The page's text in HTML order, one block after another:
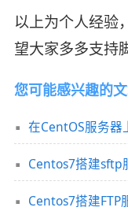
以上为个人经验
望大家多多支持
您可能感兴趣的
在CentOS服务器
Centos7搭建sftp
Centos7搭建FTP